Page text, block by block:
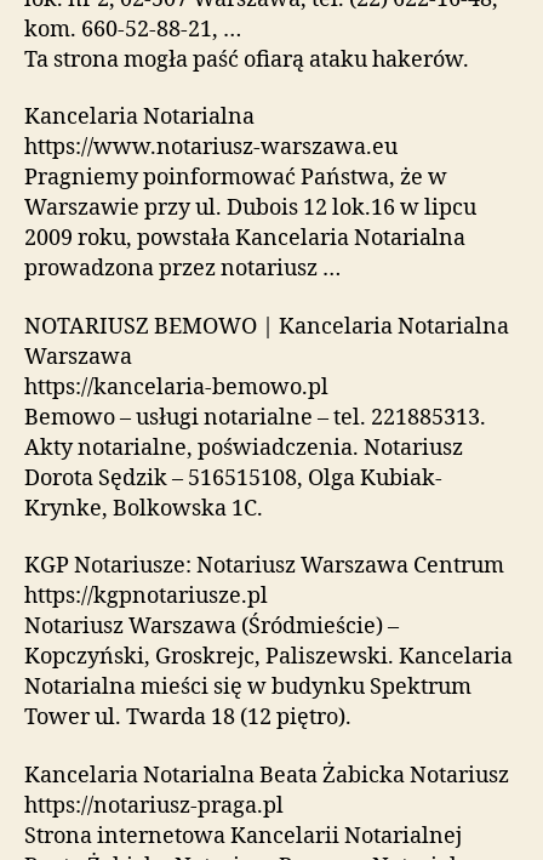
kom. 660-52-88-21, …
Ta strona mogła paść ofiarą ataku hakerów.
Kancelaria Notarialna
https://www.notariusz-warszawa.eu
Pragniemy poinformować Państwa, że w
Warszawie przy ul. Dubois 12 lok.16 w lipcu
2009 roku, powstała Kancelaria Notarialna
prowadzona przez notariusz …
NOTARIUSZ BEMOWO | Kancelaria Notarialna
Warszawa
https://kancelaria-bemowo.pl
Bemowo – usługi notarialne – tel. 221885313.
Akty notarialne, poświadczenia. Notariusz
Dorota Sędzik – 516515108, Olga Kubiak-
Krynke, Bolkowska 1C.
KGP Notariusze: Notariusz Warszawa Centrum
https://kgpnotariusze.pl
Notariusz Warszawa (Śródmieście) –
Kopczyński, Groskrejc, Paliszewski. Kancelaria
Notarialna mieści się w budynku Spektrum
Tower ul. Twarda 18 (12 piętro).
Kancelaria Notarialna Beata Żabicka Notariusz
https://notariusz-praga.pl
Strona internetowa Kancelarii Notarialnej